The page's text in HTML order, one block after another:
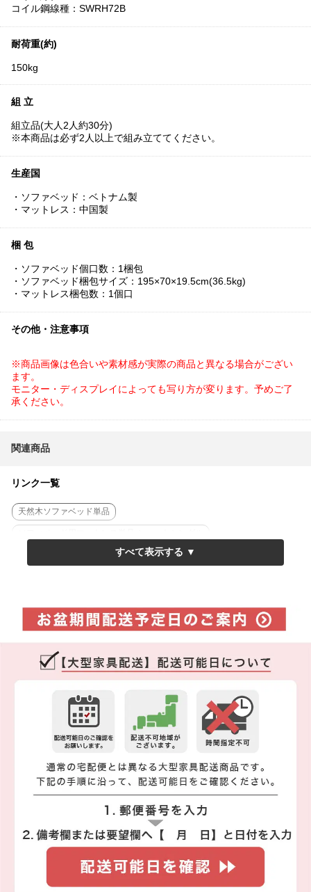
コイル鋼線種：SWRH72B
耐荷重(約)
150kg
組 立
組立品(大人2人約30分)
※本商品は必ず2人以上で組み立ててください。
生産国
・ソファベッド：ベトナム製
・マットレス：中国製
梱 包
・ソファベッド個口数：1梱包
・ソファベッド梱包サイズ：195×70×19.5cm(36.5kg)
・マットレス梱包数：1個口
その他・注意事項
※商品画像は色合いや素材感が実際の商品と異なる場合がござい
ます。
モニター・ディスプレイによっても写り方が変ります。予めご了
承ください。
関連商品
リンク一覧
天然木ソファベッド単品
マットレス付き天然木ソファベッド
ソファベッド用マットレス単品 シングル